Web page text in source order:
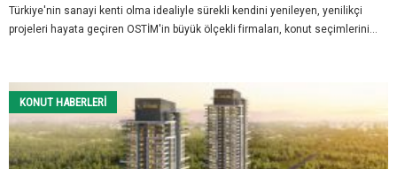
Türkiye'nin sanayi kenti olma idealiyle sürekli kendini yenileyen, yenilikçi
projeleri hayata geçiren OSTİM'in büyük ölçekli firmaları, konut seçimlerini...
KONUT HABERLERI